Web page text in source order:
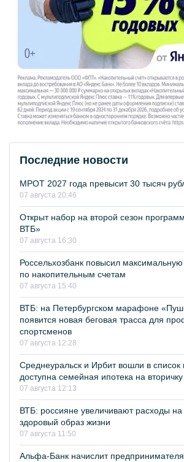
Последние новости
МРОТ 2027 года превысит 30 тысяч
07 августа 20:46
Открыт набор на второй сезон
ВТБ»
07 августа 16:30
Россельхозбанк повысил
по накопительным счетам
07 августа 15:40
ВТБ: на Петербургском марафоне
появится новая беговая трасса для
спортсменов
07 августа 12:28
Среднеуральск и Ирбит вошли в список
доступна семейная ипотека на вторичку
07 августа 12:13
ВТБ: россияне увеличивают расходы на
здоровый образ жизни
07 августа 11:50
Альфа-Банк начислит